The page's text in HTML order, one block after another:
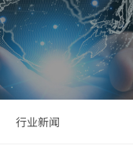
行业新闻